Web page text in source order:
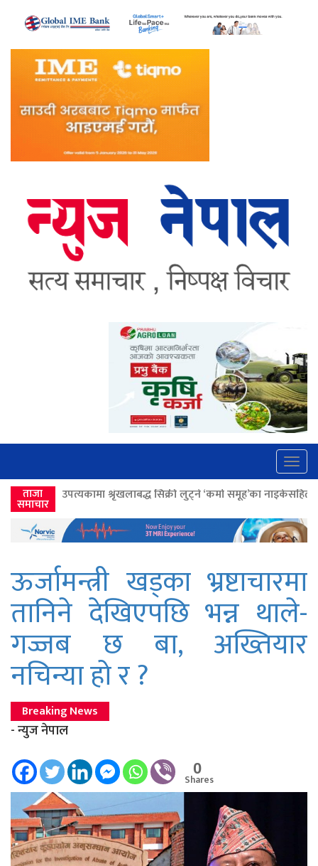
ताजा
समाचार
सिक्री लुट्ने ‘कर्मा समूह’का नाइकेसहित पाँच पक्राउ >>
ऊर्जामन्त्री खड्का भ्रष्टाचारमा
तानिने देखिएपछि भन्न थाले-
गज्जब छ बा, अख्तियार
नचिन्या हो र ?
Breaking News
- न्युज नेपाल
0
Shares